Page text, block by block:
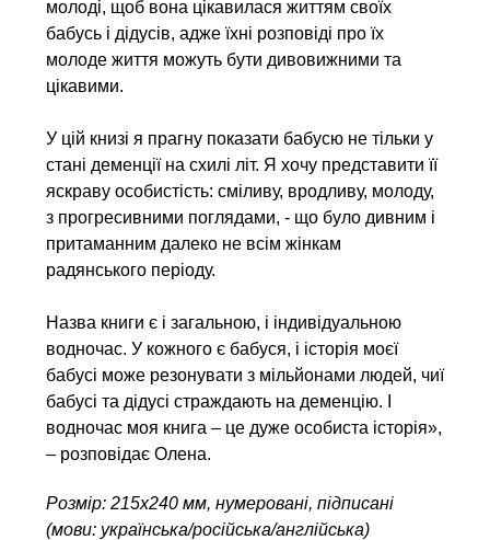
молоді, щоб вона цікавилася життям своїх
бабусь і дідусів, адже їхні розповіді про їх
молоде життя можуть бути дивовижними та
цікавими.
У цій книзі я прагну показати бабусю не тільки у
стані деменції на схилі літ. Я хочу представити її
яскраву особистість: сміливу, вродливу, молоду,
з прогресивними поглядами, - що було дивним і
притаманним далеко не всім жінкам
радянського періоду.
Назва книги є і загальною, і індивідуальною
водночас. У кожного є бабуся, і історія моєї
бабусі може резонувати з мільйонами людей, чиї
бабусі та дідусі страждають на деменцію. І
водночас моя книга – це дуже особиста історія»,
– розповідає Олена.
Розмір: 215x240 мм, нумеровані, підписані
(мови: українська/російська/англійська)